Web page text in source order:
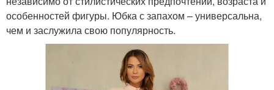
особенностей фигуры. Юбка с запахом – универсальна,
чем и заслужила свою популярность.